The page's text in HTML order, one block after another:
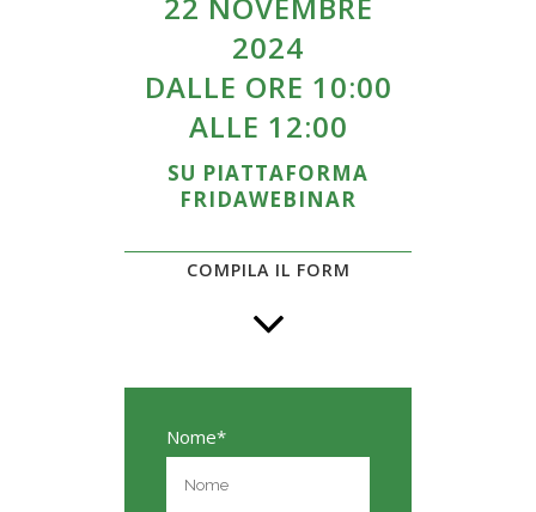
2024
DALLE ORE 10:00
ALLE 12:00
SU PIATTAFORMA
FRIDAWEBINAR
COMPILA IL FORM
Nome*